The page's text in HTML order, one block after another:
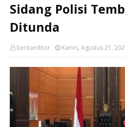
Sidang Polisi
Ditunda
beritaeditor Kamis, Agustus 21,